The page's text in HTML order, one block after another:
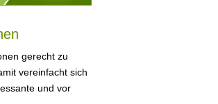
gerecht zu
vereinfacht sich
und vor